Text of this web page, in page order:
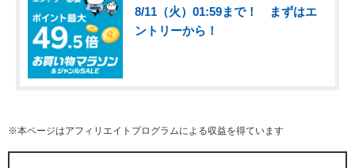
8/11（火）01:59まで！ まずはエ
ントリーから！
※本ページはアフィリエイトプログラムによる収益を得ています